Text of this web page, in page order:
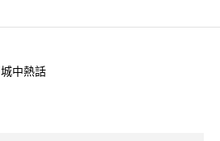
城中熱話